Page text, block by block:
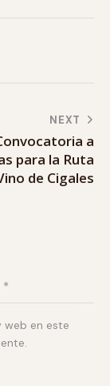
NEXT
a
para la Ruta
de Cigales
web en este